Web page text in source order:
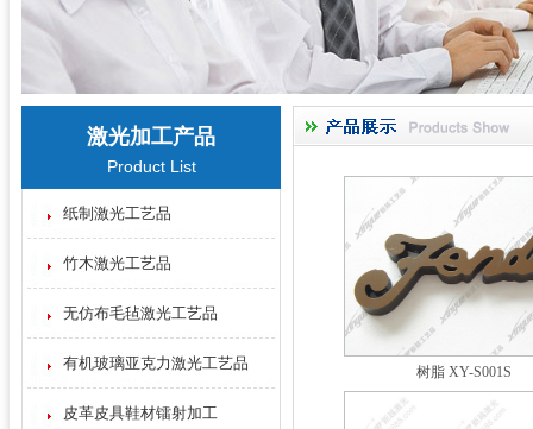
激光加工产品
Product List
纸制激光工艺品
竹木激光工艺品
无仿布毛毡激光工艺品
有机玻璃亚克力激光工艺品
皮革皮具鞋材镭射加工
树脂 XY-S001S